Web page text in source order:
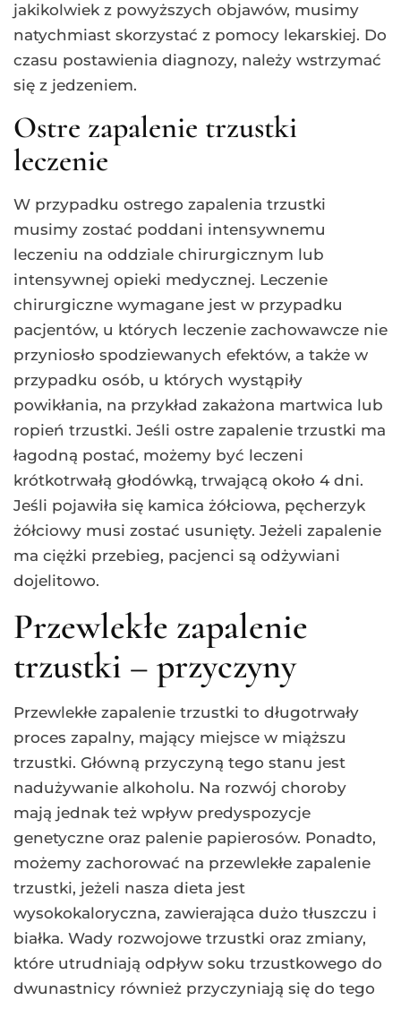
jakikolwiek z powyższych objawów, musimy
natychmiast skorzystać z pomocy lekarskiej. Do
czasu postawienia diagnozy, należy wstrzymać
się z jedzeniem.
Ostre zapalenie trzustki
leczenie
W przypadku ostrego zapalenia trzustki
musimy zostać poddani intensywnemu
leczeniu na oddziale chirurgicznym lub
intensywnej opieki medycznej. Leczenie
chirurgiczne wymagane jest w przypadku
pacjentów, u których leczenie zachowawcze nie
przyniosło spodziewanych efektów, a także w
przypadku osób, u których wystąpiły
powikłania, na przykład zakażona martwica lub
ropień trzustki. Jeśli ostre zapalenie trzustki ma
łagodną postać, możemy być leczeni
krótkotrwałą głodówką, trwającą około 4 dni.
Jeśli pojawiła się kamica żółciowa, pęcherzyk
żółciowy musi zostać usunięty. Jeżeli zapalenie
ma ciężki przebieg, pacjenci są odżywiani
dojelitowo.
Przewlekłe zapalenie
trzustki – przyczyny
Przewlekłe zapalenie trzustki to długotrwały
proces zapalny, mający miejsce w miąższu
trzustki. Główną przyczyną tego stanu jest
nadużywanie alkoholu. Na rozwój choroby
mają jednak też wpływ predyspozycje
genetyczne oraz palenie papierosów. Ponadto,
możemy zachorować na przewlekłe zapalenie
trzustki, jeżeli nasza dieta jest
wysokokaloryczna, zawierająca dużo tłuszczu i
białka. Wady rozwojowe trzustki oraz zmiany,
które utrudniają odpływ soku trzustkowego do
dwunastnicy również przyczyniają się do tego